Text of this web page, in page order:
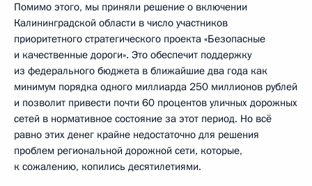
Помимо этого, мы приняли решение о включении
Калининградской области в число участников
приоритетного стратегического проекта «Безопасные
и качественные дороги». Это обеспечит поддержку
из федерального бюджета в ближайшие два года как
минимум порядка одного миллиарда 250 миллионов рублей
и позволит привести почти 60 процентов уличных дорожных
сетей в нормативное состояние за этот период. Но всё
равно этих денег крайне недостаточно для решения
проблем региональной дорожной сети, которые,
к сожалению, копились десятилетиями.